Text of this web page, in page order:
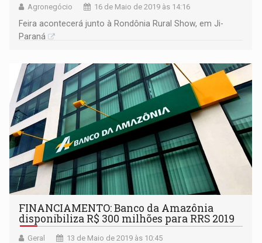
Agronegócio 16 de Maio de 2019 às 14:16
Feira acontecerá junto à Rondônia Rural Show, em Ji-
Paraná
FINANCIAMENTO: Banco da Amazônia
disponibiliza R$ 300 milhões para RRS 2019
Geral 13 de Maio de 2019 às 10:45